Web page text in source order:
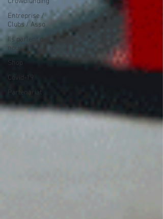
Entreprise /
Clubs / Asso
Ils parlent de
nous
Shop
Covid-19
Partenariat